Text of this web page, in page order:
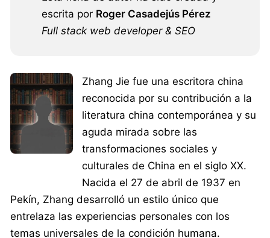
escrita por Roger Casadejús Pérez
Full stack web developer & SEO
Zhang Jie fue una escritora china
reconocida por su contribución a la
literatura china contemporánea y su
aguda mirada sobre las
transformaciones sociales y
culturales de China en el siglo XX.
Nacida el 27 de abril de 1937 en
Pekín, Zhang desarrolló un estilo único que
entrelaza las experiencias personales con los
temas universales de la condición humana.